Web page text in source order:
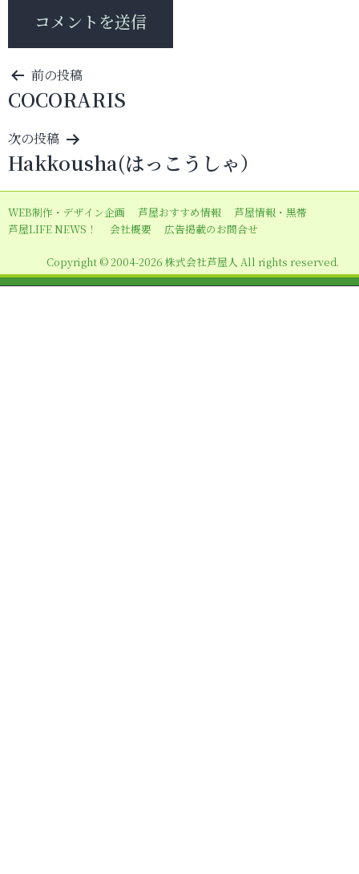
投
稿
ナ
ビ
ゲ
ー
シ
ン
前の投稿
COCORARIS
次の投稿
Hakkousha(はっこうしゃ）
WEB制作・デザイン企画 芦屋おすすめ情報
芦屋情報・黒帯
芦屋LIFE NEWS！
会社概要 広告掲載のお問合せ
Copyright © 2004-2026 株式会社芦屋人 All rights reserved.